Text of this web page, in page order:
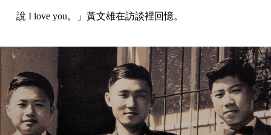
說 I love you。」黃文雄在訪談裡回憶。